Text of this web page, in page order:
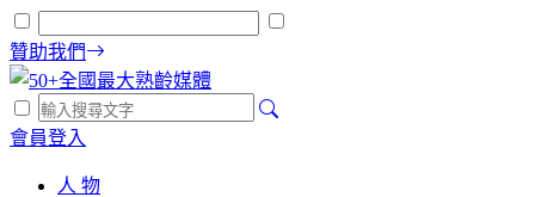
贊助我們
會員登入
人 物